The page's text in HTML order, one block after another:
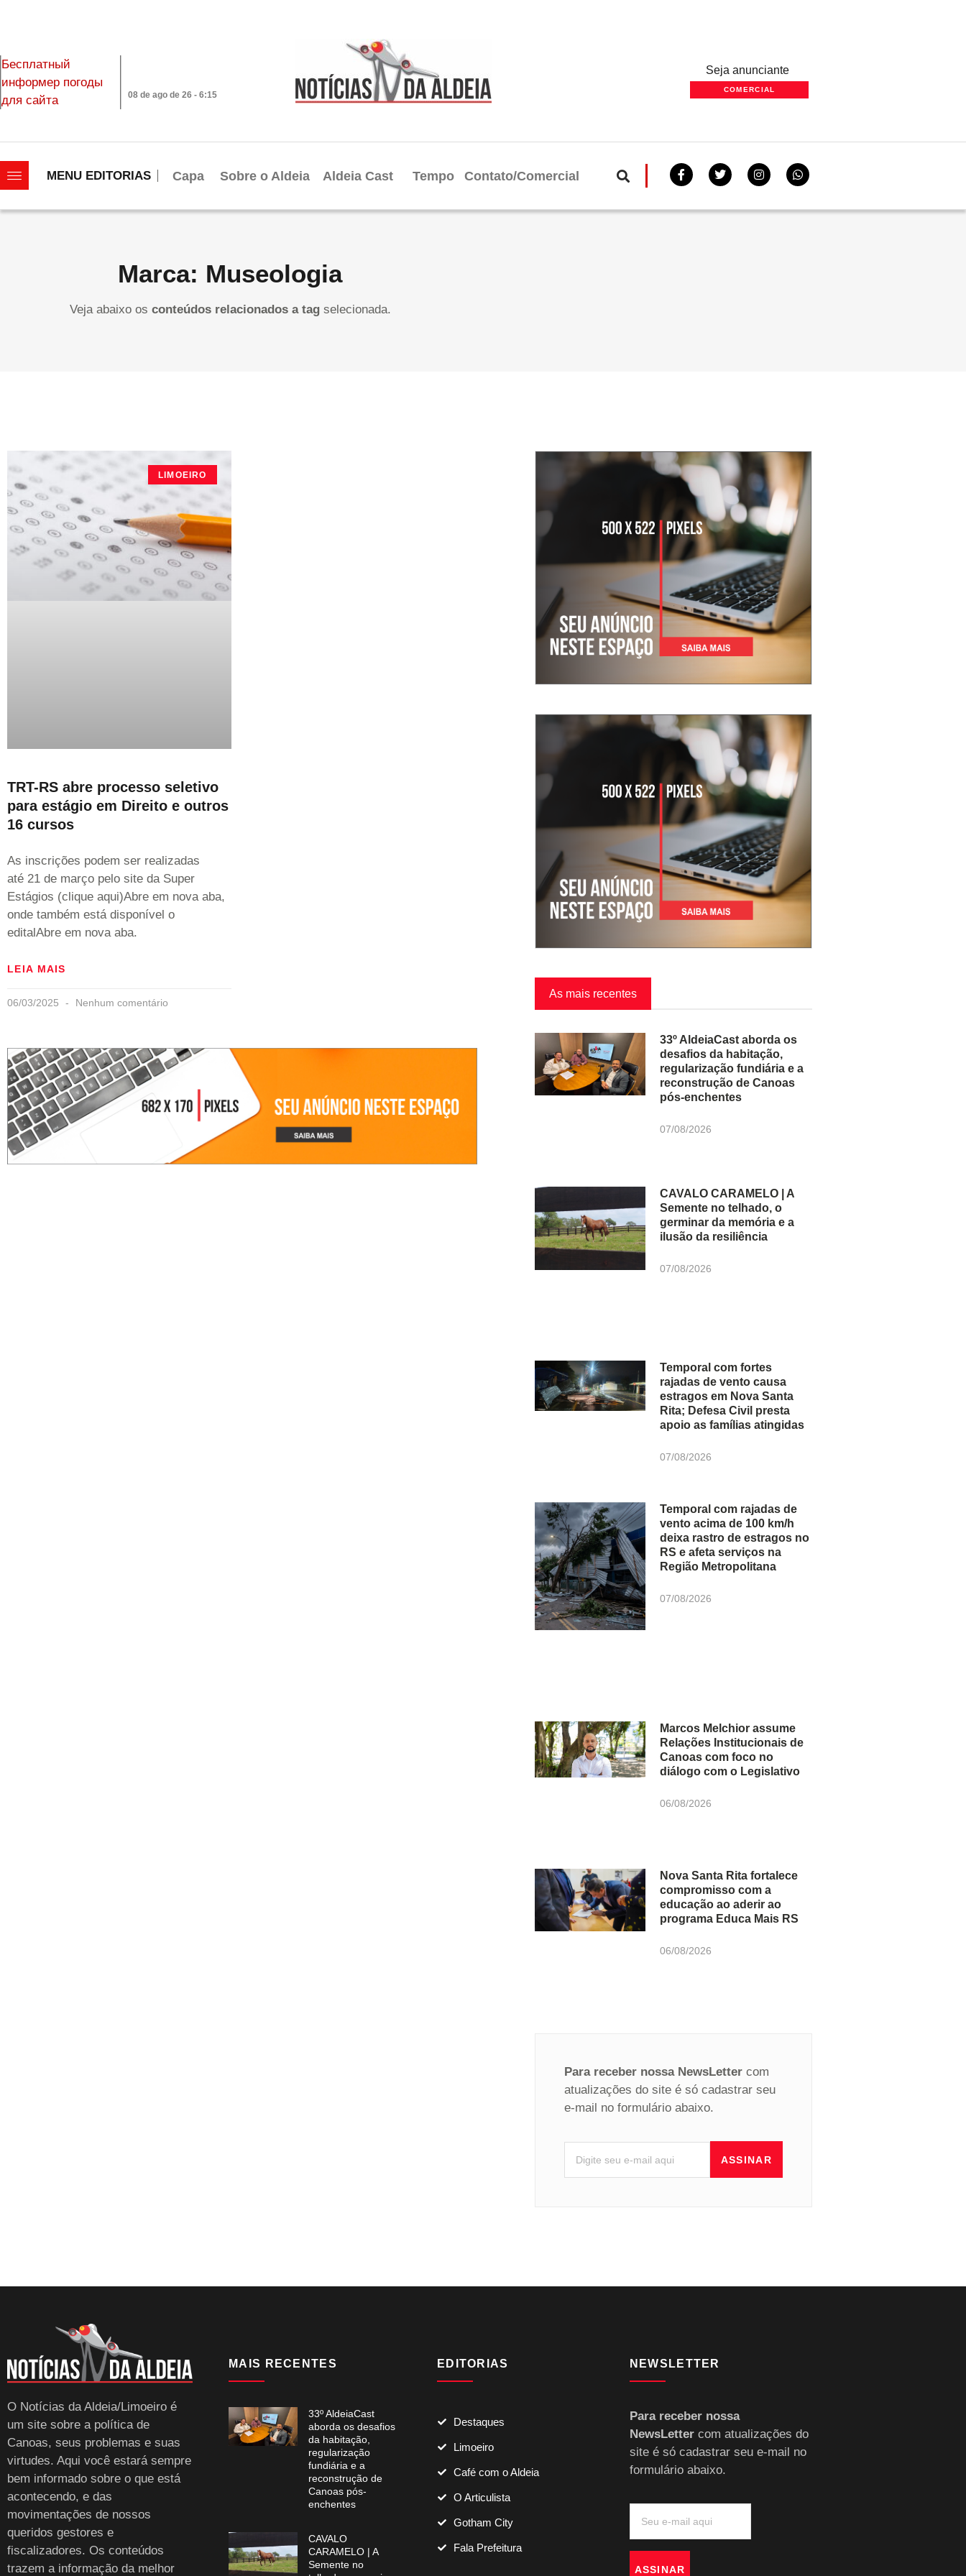
Бесплатный
информер погоды
для сайта
08 de ago de 26 - 6:15
Seja anunciante
COMERCIAL
MENU EDITORIAS Capa Sobre o Aldeia Aldeia Cast Tempo Contato/Comercial
Marca: Museologia
Veja abaixo os conteúdos relacionados a tagselecionada.
LIMOEIRO
TRT-RS abre processo seletivo
para estágio em Direito e outros
16 cursos
As inscrições podem ser realizadas
até 21 de março pelo site da Super
Estágios (clique aqui)Abre em nova aba,
onde também está disponível o
editalAbre em nova aba.
LEIA MAIS
06/03/2025 Nenhum comentário
As mais recentes
33º AldeiaCast aborda os
desafios da habitação,
regularização fundiária e a
reconstrução de Canoas
pós-enchentes
07/08/2026
CAVALO CARAMELO | A
Semente no telhado, o
germinar da memória e a
ilusão da resiliência
07/08/2026
Temporal com fortes
rajadas de vento causa
estragos em Nova Santa
Rita; Defesa Civil presta
apoio as famílias atingidas
07/08/2026
Temporal com rajadas de
vento acima de 100 km/h
deixa rastro de estragos no
RS e afeta serviços na
Região Metropolitana
07/08/2026
Marcos Melchior assume
Relações Institucionais de
Canoas com foco no
diálogo com o Legislativo
06/08/2026
Nova Santa Rita fortalece
compromisso com a
educação ao aderir ao
programa Educa Mais RS
06/08/2026
Para receber nossa NewsLetter com
atualizações do site é só cadastrar seu
e-mail no formulário abaixo.
ASSINAR
O Notícias da Aldeia/Limoeiro é
um site sobre a política de
Canoas, seus problemas e suas
virtudes. Aqui você estará sempre
bem informado sobre o que está
acontecendo, e das
movimentações de nossos
queridos gestores e
fiscalizadores. Os conteúdos
trazem a informação da melhor
MAIS RECENTES
33º AldeiaCast
aborda os desafios
da habitação,
regularização
fundiária e a
reconstrução de
Canoas pós-
enchentes
CAVALO
CARAMELO | A
Semente no
EDITORIAS
Destaques
Limoeiro
Café com o Aldeia
O Articulista
Gotham City
Fala Prefeitura
NEWSLETTER
Para receber nossa
NewsLettercom atualizações do
site é só cadastrar seu e-mail no
formulário abaixo.
ASSINAR